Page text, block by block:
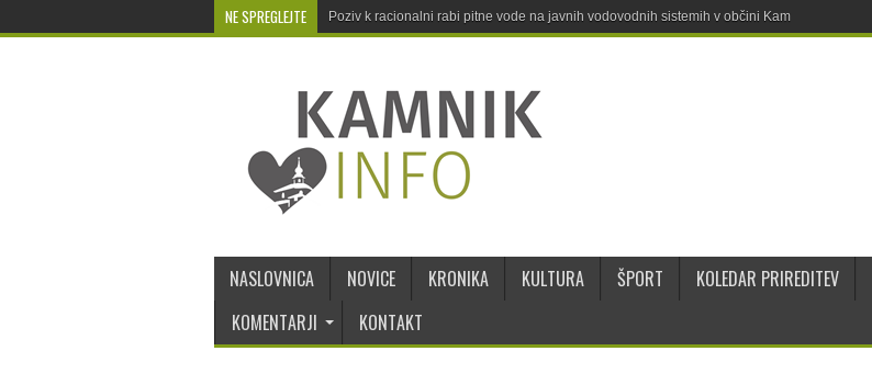
NE SPREGLEJTE Poziv k racionalni rabi pitne vode na javnih vodovodnih sistemih v občini Kamnik
NASLOVNICA NOVICE KRONIKA KULTURA ŠPORT KOLEDAR PRIREDITEV
KOMENTARJI
KONTAKT